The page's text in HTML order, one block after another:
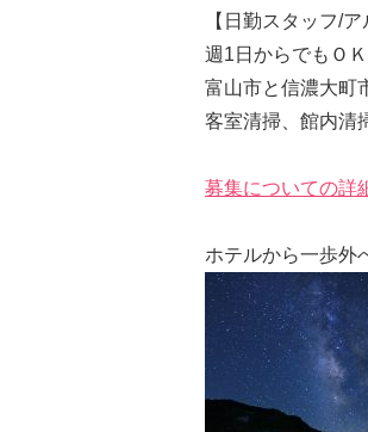
【日勤スタッフ/ア
週1日からでもＯ
富山市と信濃大町
客室清掃、館内清
募集についての詳
ホテルから一歩外